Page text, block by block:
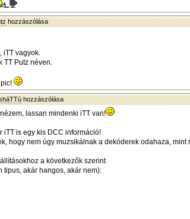
hozzászólása
iTT vagyok.
TT Putz néven.
hozzászólása
lassan mindenki iTT van!
iTT is egy kis DCC információ!
hogy nem úgy muzsikálnak a dekóderek odahaza,
a következők szerint
tipus, akár hangos, akár nem):